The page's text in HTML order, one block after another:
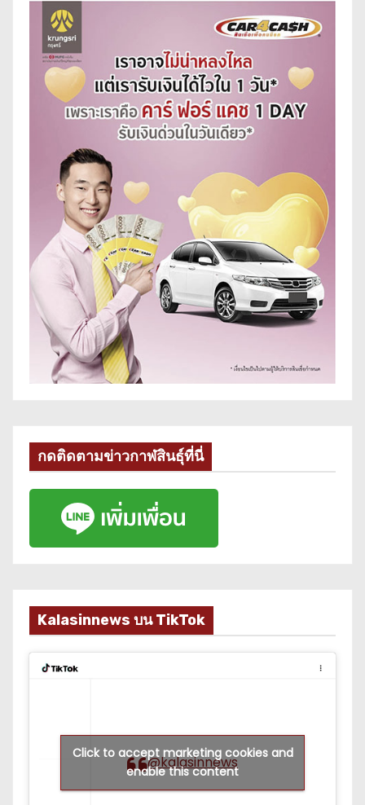
กดติดตามข่าวกาฬสินธุ์ที่นี่
Kalasinnews บน TikTok
@kalasinnews
Click to accept marketing cookies and
enable this content